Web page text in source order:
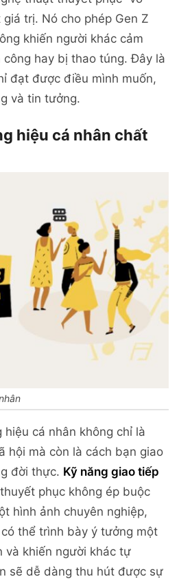
trị. Nó cho phép Gen Z
khiến người khác cảm
hay bị thao túng. Đây là
đạt được điều mình muốn,
và tin tưởng.
hiệu cá nhân chất
cá nhân không chỉ là
hội mà còn là cách bạn giao
đời thực. Kỹ năng giao tiếp
phục không ép buộc
hình ảnh chuyên nghiệp,
thể trình bày ý tưởng một
và khiến người khác tự
sẽ dễ dàng thu hút được sự